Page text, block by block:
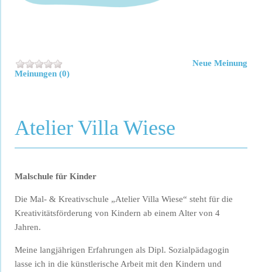
Meinungen (0)
Neue Meinung
Atelier Villa Wiese
Malschule für Kinder
Die Mal- & Kreativschule „Atelier Villa Wiese“ steht für die
Kreativitätsförderung von Kindern ab einem Alter von 4
Jahren.
Meine langjährigen Erfahrungen als Dipl. Sozialpädagogin
lasse ich in die künstlerische Arbeit mit den Kindern und